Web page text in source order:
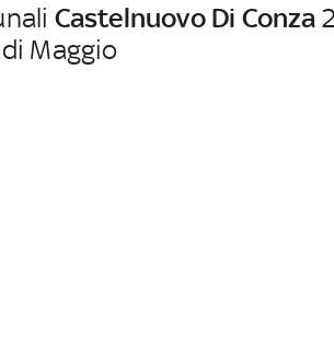
Castelnuovo Di Conza
Maggio